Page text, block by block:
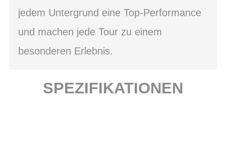
jedem Untergrund eine Top-Performance
und machen jede Tour zu einem
besonderen Erlebnis.
SPEZIFIKATIONEN